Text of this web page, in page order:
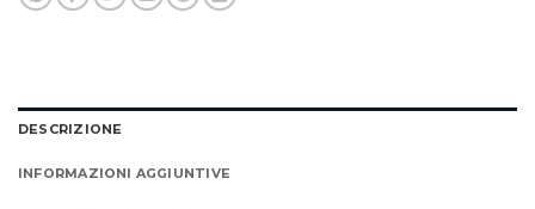
DESCRIZIONE
INFORMAZIONI AGGIUNTIVE